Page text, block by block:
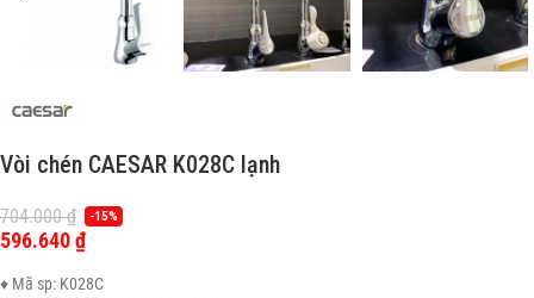
Vòi chén CAESAR K028C lạnh
704.000₫ -15%
596.640₫
♦ Mã sp: K028C